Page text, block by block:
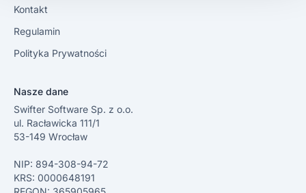
Kontakt
Regulamin
Polityka Prywatności
Nasze dane
Swifter Software Sp. z o.o.
ul. Racławicka 111/1
53-149 Wrocław
NIP: 894-308-94-72
KRS: 0000648191